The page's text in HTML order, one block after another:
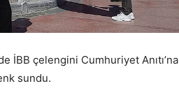
İBB çelengini Cumhuriyet Anıtı’na
sundu.